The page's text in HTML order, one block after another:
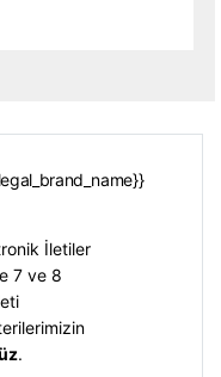
İletiler
7 ve 8
.